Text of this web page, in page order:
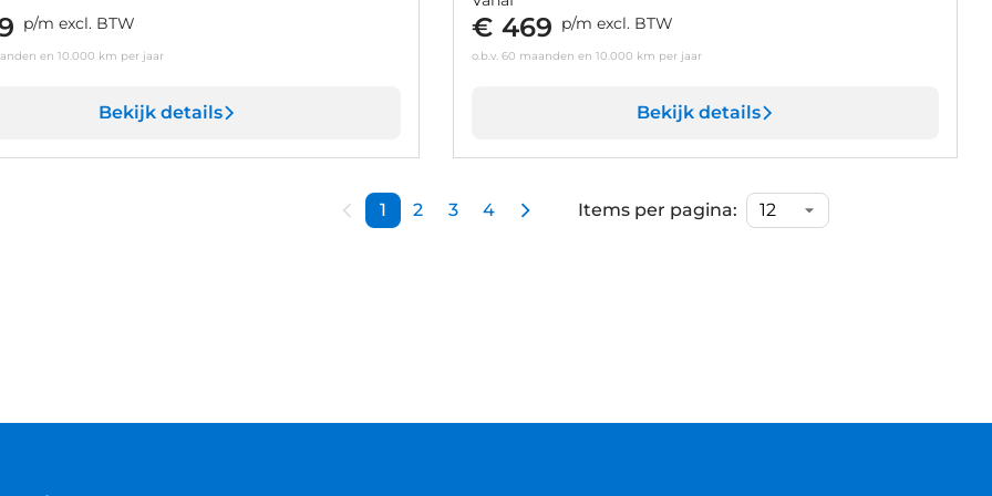
p/m excl. BTW
en 10.000 km per jaar
Bekijk details
€ 469 p/m excl. BTW
o.b.v. 60 maanden en 10.000 km per jaar
Bekijk details
1 2 3 4 Items per pagina: